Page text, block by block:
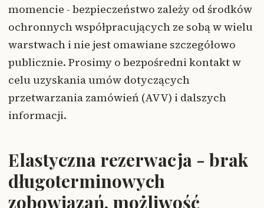
momencie - bezpieczeństwo zależy od środków
ochronnych współpracujących ze sobą w wielu
warstwach i nie jest omawiane szczegółowo
publicznie. Prosimy o bezpośredni kontakt w
celu uzyskania umów dotyczących
przetwarzania zamówień (AVV) i dalszych
informacji.
Elastyczna rezerwacja - brak
długoterminowych
zobowiązań, możliwość